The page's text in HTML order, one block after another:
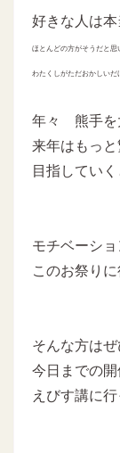
好きな人は
ほとんどの方がそうだと思
わたくしがただおかしい
年々 熊手を
来年はもっ
目指していく
モチベーシ
このお祭り
そんな方はぜ
今日までの
えびす講に